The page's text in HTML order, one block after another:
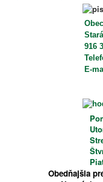
916
E-
Obedňajšia